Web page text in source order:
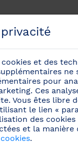
et des
pour
Ces
Vous êtes libre
le lien «
des
et la manière
.
et des
pour
Ces
Vous êtes libre
le lien «
des
et la manière
.